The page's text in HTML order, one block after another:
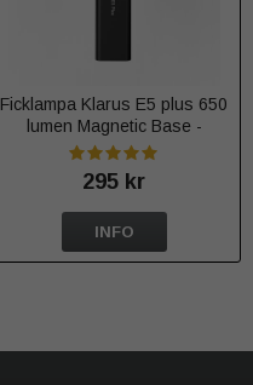
Ficklampa Klarus E5 plus 650
lumen Magnetic Base -
Färgval
295 kr
INFO